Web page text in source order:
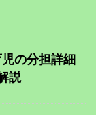
の分担詳細
説